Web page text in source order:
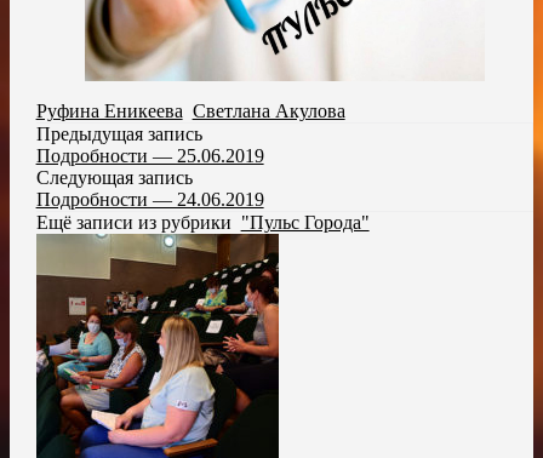
Руфина Еникеева Светлана Акулова
Предыдущая запись
Подробности — 25.06.2019
Следующая запись
Подробности — 24.06.2019
Ещё записи из рубрики "Пульс Города"